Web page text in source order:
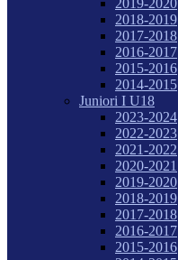
2019-2020
2018-2019
2017-2018
2016-2017
2015-2016
2014-2015
Juniori I U18
2023-2024
2022-2023
2021-2022
2020-2021
2019-2020
2018-2019
2017-2018
2016-2017
2015-2016